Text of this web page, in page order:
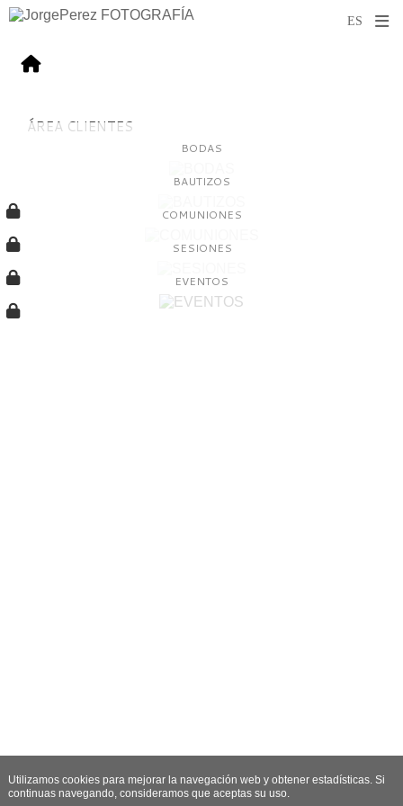
ÁREA CLIENTES
BODAS
BAUTIZOS
COMUNIONES
SESIONES
EVENTOS
Utilizamos cookies para mejorar la navegación web y obtener estadísticas. Si
continuas navegando, consideramos que aceptas su uso.